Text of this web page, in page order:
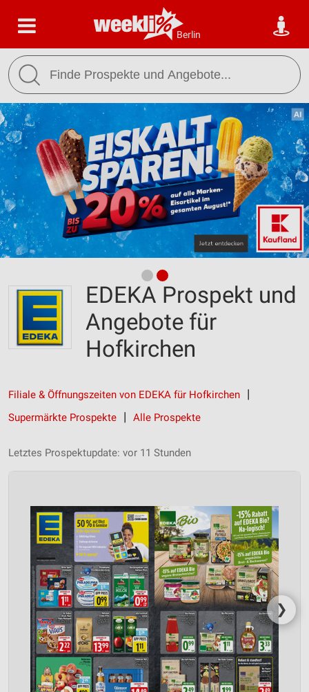
Berlin
EDEKA Prospekt und
Angebote für
Hofkirchen
Filiale & Öffnungszeiten von EDEKA für Hofkirchen
Supermärkte Prospekte
Alle Prospekte
Letztes Prospektupdate: vor 11 Stunden
❯